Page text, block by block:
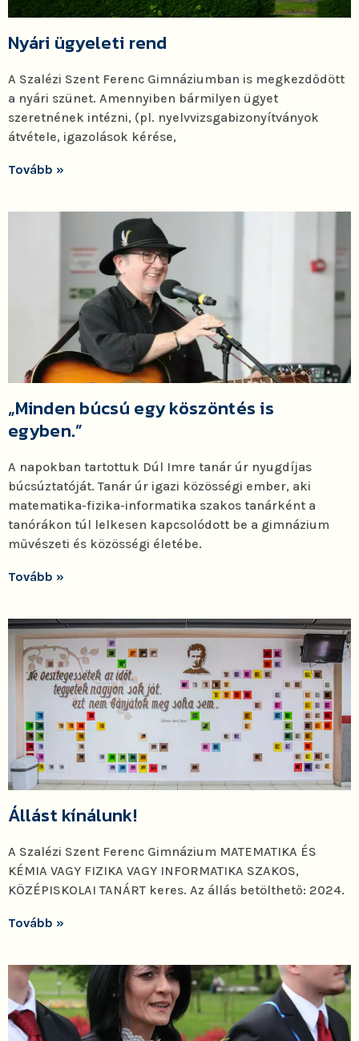
Nyári ügyeleti rend
A Szalézi Szent Ferenc Gimnáziumban is megkezdődött
a nyári szünet. Amennyiben bármilyen ügyet
szeretnének intézni, (pl. nyelvvizsgabizonyítványok
átvétele, igazolások kérése,
Tovább »
„Minden búcsú egy köszöntés is
egyben.”
A napokban tartottuk Dúl Imre tanár úr nyugdíjas
búcsúztatóját. Tanár úr igazi közösségi ember, aki
matematika-fizika-informatika szakos tanárként a
tanórákon túl lelkesen kapcsolódott be a gimnázium
művészeti és közösségi életébe.
Tovább »
Állást kínálunk!
A Szalézi Szent Ferenc Gimnázium MATEMATIKA ÉS
KÉMIA VAGY FIZIKA VAGY INFORMATIKA SZAKOS,
KÖZÉPISKOLAI TANÁRT keres. Az állás betölthető: 2024.
Tovább »